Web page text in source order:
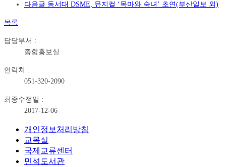
다음글 동서대 DSME, 뮤지컬 ‘목마와 숙녀’ 초연(부산일보 외)
목록
담당부서 :
종합홍보실
연락처 :
051-320-2090
최종수정일 :
2017-12-06
개인정보처리방침
교목실
국제교류센터
민석도서관